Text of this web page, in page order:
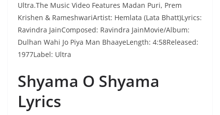
Ultra.The Music Video Features Madan Puri, Prem
Krishen & RameshwariArtist: Hemlata (Lata Bhatt)Lyrics:
Ravindra JainComposed: Ravindra JainMovie/Album:
Dulhan Wahi Jo Piya Man BhaayeLength: 4:58Released:
1977Label: Ultra
Shyama O Shyama
Lyrics